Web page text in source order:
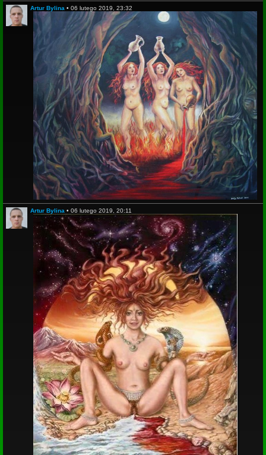
Artur Bylina • 06 lutego 2019, 23:32
Artur Bylina • 06 lutego 2019, 20:11